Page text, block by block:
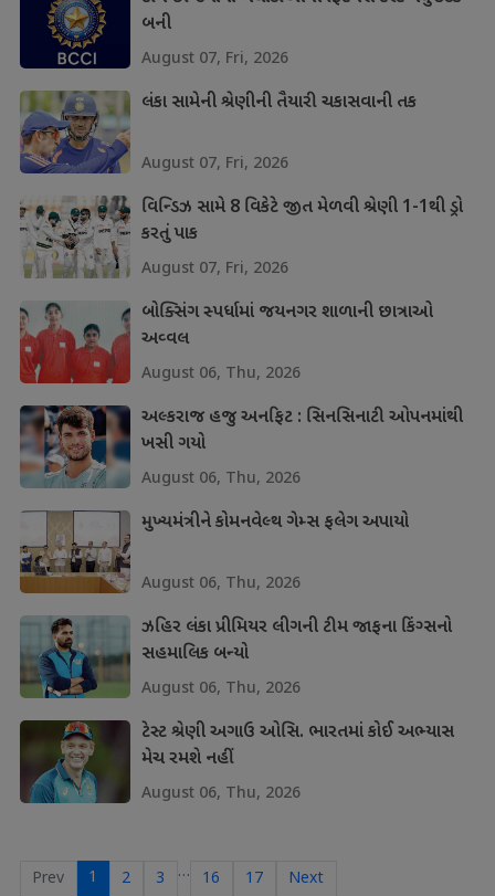
બની
August 07, Fri, 2026
લંકા સામેની શ્રેણીની તૈયારી ચકાસવાની તક
August 07, Fri, 2026
વિન્ડિઝ સામે 8 વિકેટે જીત મેળવી શ્રેણી 1-1થી ડ્રો
કરતું પાક
August 07, Fri, 2026
બોક્સિંગ સ્પર્ધામાં જયનગર શાળાની છાત્રાઓ
અવ્વલ
August 06, Thu, 2026
અલ્કરાજ હજુ અનફિટ : સિનસિનાટી ઓપનમાંથી
ખસી ગયો
August 06, Thu, 2026
મુખ્યમંત્રીને કોમનવેલ્થ ગેમ્સ ફલેગ અપાયો
August 06, Thu, 2026
ઝહિર લંકા પ્રીમિયર લીગની ટીમ જાફના કિંગ્સનો
સહમાલિક બન્યો
August 06, Thu, 2026
ટેસ્ટ શ્રેણી અગાઉ ઓસિ. ભારતમાં કોઈ અભ્યાસ
મેચ રમશે નહીં
August 06, Thu, 2026
Prev 1 2 3 … 16 17 Next